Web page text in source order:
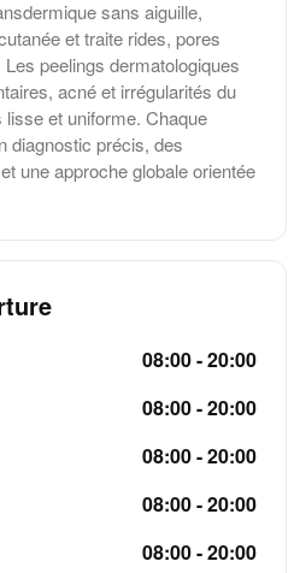
sans aiguille,
et traite rides, pores
peelings dermatologiques
acné et irrégularités du
et uniforme. Chaque
diagnostic précis, des
une approche globale orientée
08:00 - 20:00
08:00 - 20:00
08:00 - 20:00
08:00 - 20:00
08:00 - 20:00